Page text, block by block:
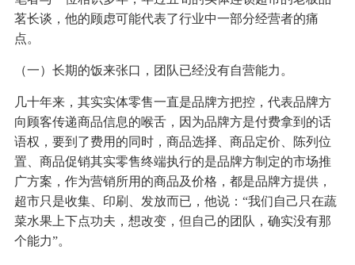
茗长谈，他的顾虑可能代表了行业中一部分经营者的痛
点。
（一）长期的饭来张口，团队已经没有自营能力。
几十年来，其实实体零售一直是品牌方把控，代表品牌方
向顾客传递商品信息的喉舌，因为品牌方是付费拿到的话
语权，要到了费用的同时，商品选择、商品定价、陈列位
置、商品促销其实零售终端执行的是品牌方制定的市场推
广方案，作为营销所用的商品及价格，都是品牌方提供，
超市只是收集、印刷、发放而已，他说：“我们自己只在蔬
菜水果上下点功夫，想改变，但自己的团队，确实没有那
个能力”。